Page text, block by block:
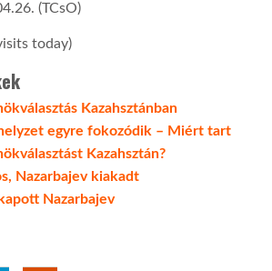
(TCsO)
today)
Kazahsztánban
egyre fokozódik – Miért tart
Kazahsztán?
Nazarbajev kiakadt
Nazarbajev